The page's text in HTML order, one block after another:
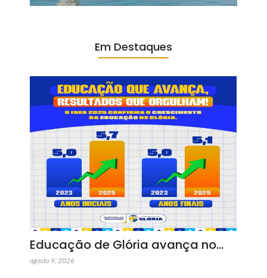
Em Destaques
Educação de Glória avança no…
agosto 9, 2026